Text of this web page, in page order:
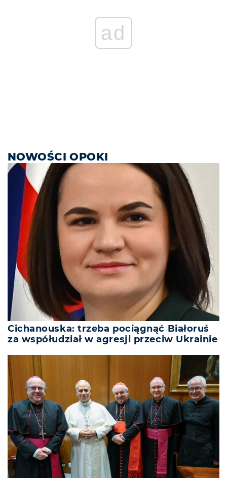
ad
NOWOŚCI OPOKI
Cichanouska: trzeba pociągnąć Białoruś
za współudział w agresji przeciw Ukrainie